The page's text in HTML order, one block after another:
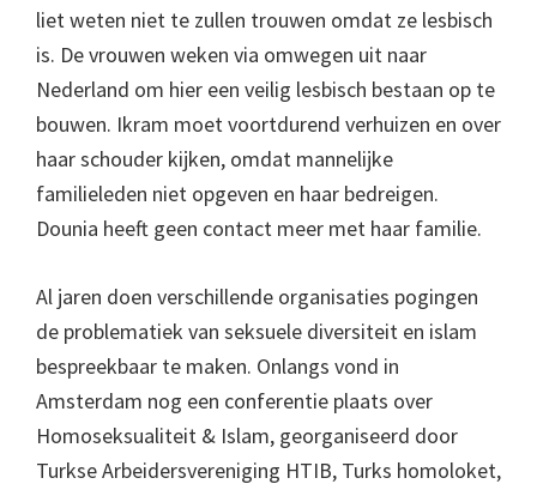
liet weten niet te zullen trouwen omdat ze lesbisch
is. De vrouwen weken via omwegen uit naar
Nederland om hier een veilig lesbisch bestaan op te
bouwen. Ikram moet voortdurend verhuizen en over
haar schouder kijken, omdat mannelijke
familieleden niet opgeven en haar bedreigen.
Dounia heeft geen contact meer met haar familie.
Al jaren doen verschillende organisaties pogingen
de problematiek van seksuele diversiteit en islam
bespreekbaar te maken. Onlangs vond in
Amsterdam nog een conferentie plaats over
Homoseksualiteit & Islam, georganiseerd door
Turkse Arbeidersvereniging HTIB, Turks homoloket,